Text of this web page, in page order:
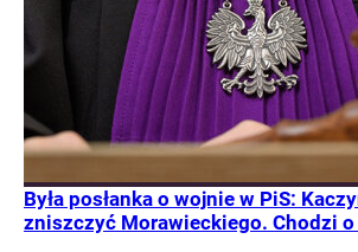
Była posłanka o wojnie w PiS:
zniszczyć Morawieckiego. Chodzi